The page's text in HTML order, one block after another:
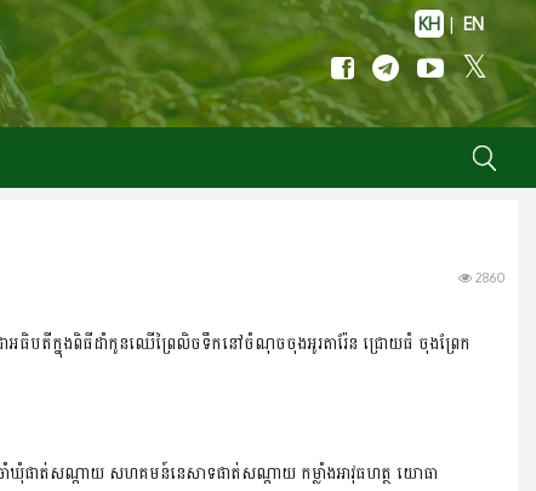
KH | EN
2860
ញជាអធិបតីក្នុងពិធីដាំកូនឈើព្រៃលិចទឹកនៅចំណុចចុងអូរតារ៉ែន ជ្រោយធំ ចុងព្រែក
ចាំឃុំផាត់សណ្ដាយ សហគមន៍នេសាទផាត់សណ្ដាយ កម្លាំងអាវុធហត្ថ យោធា